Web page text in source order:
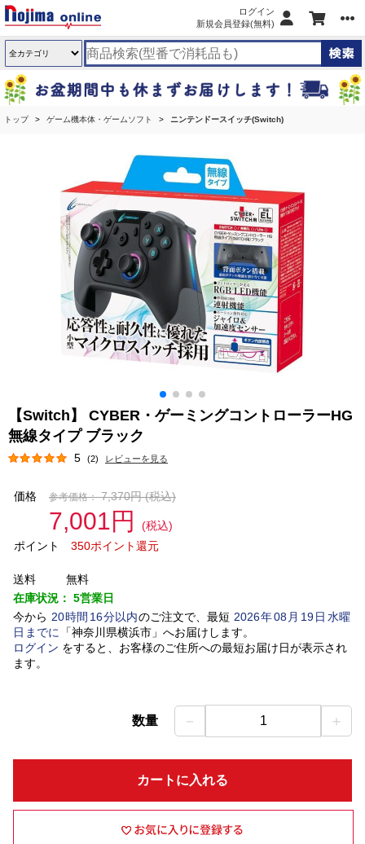
ログイン
新規会員登録(無料)
トップ ゲーム機本体・ゲームソフト ニンテンドースイッチ(Switch)
【Switch】 CYBER・ゲーミングコントローラーHG
無線タイプ ブラック
5 (2) レビューを見る
価格 参考価格： 7,370円(税込)
7,001円
(税込)
ポイント
350ポイント還元
送料
無料
在庫状況： 5営業日
今から 20時間 16分以内のご注文で、最短 2026年08 月 19日水曜
日 までに 「神奈川県横浜市」 へお届けします。
ログイン をすると、お客様のご住所への最短お届け日が表示され
ます。
数量 － 1 ＋
カートに入れる